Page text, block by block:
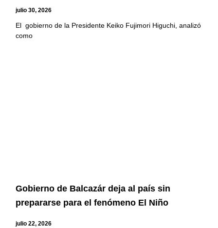
julio 30, 2026
El gobierno de la Presidente Keiko Fujimori Higuchi, analizó
como
Gobierno de Balcazár deja al país sin
prepararse para el fenómeno El Niño
julio 22, 2026